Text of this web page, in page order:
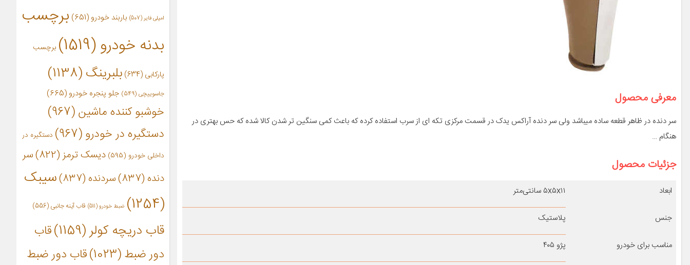
معرفی محصول
سر دنده در ظاهر قطعه ساده میباشد ولی سر دنده آراکس یدک در قسمت مرکزی تکه ای از سرب استفاده کرده که باعث کمی سنگین تر شدن کالا شده که حس بهتری در
هنگام …
جزئیات محصول
ابعاد ۵x۵x۱۱ سانتی‌متر
جنس پلاستیک
مناسب برای خودرو پژو ۴۰۵
امپلی فایر (507) باربند خودرو(651)
برچسب
بدنه خودرو(1519) برچسب
پارکابی (634) بلبرینگ(1138)
جاسوییچی (549) جلو پنجره خودرو (665)
خوشبو کننده ماشین(967)
دستگیره در خودرو(967)
دستگیره در
داخلی خودرو (595) دیسک ترمز(822)
سر
دنده(837) سردنده(837)
سیبک
(1254)
ضبط خودرو(511) قاب آینه جانبی (556)
قاب دریچه کولر(1159)
قاب
دور ضبط(1023)
قاب دور ضبط